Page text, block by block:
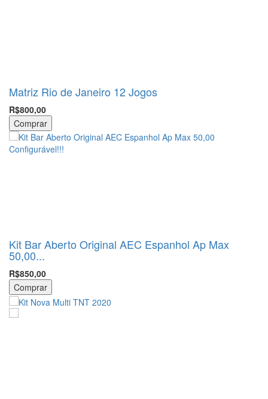
Matriz Rio de Janeiro 12 Jogos
R$800,00
Comprar
Kit Bar Aberto Original AEC Espanhol Ap Max
50,00...
R$850,00
Comprar